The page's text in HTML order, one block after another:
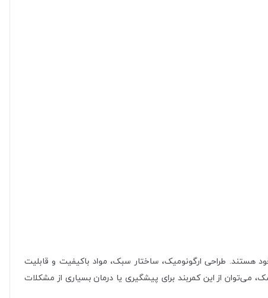
هستند. طراحی ارگونومیک، ساختار سبک، مواد باکیفیت و قابلیت
می‌توان از این کمربند برای پیشگیری یا درمان بسیاری از مشکلات